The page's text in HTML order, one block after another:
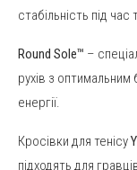
стабільність під
Round Sole™ –
рухів з
енергії.
Кросівки для тенісу
підходять для